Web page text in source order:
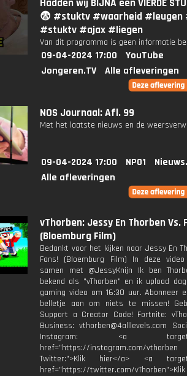
Hadden wij BIJNA een VIERDE
😨 #stuktv #waarheid #leugen
#stuktv #ajax #liegen
Van dit programma is geen informatie
09-04-2024 17:00
YouTube
Jongeren.TV
Alle afleveringen
NOS Journaal: Afl. 99
Met het laatste nieuws en de
09-04-2024 17:00 NPO1
Alle afleveringen
vThorben: Jessy En Thorben Vs.
(Bloemburg Film)
Bedankt voor het kijken naar Jessy En
Fans! (Bloemburg Film) In deze
samen met @JessyKnijn Ik ben
bekend als "vThorben" en ik upload
gaming video om 16:30 uur. Abonneer
belletje aan om niets te missen!
Support a Creator Code! Fortnite:
Business: vthorben@4alllevels.com
Instagram: <a
href="https://instagram.com/vthorben
Twitter:">Klik hier</a> <a
href="https://twitter.com/